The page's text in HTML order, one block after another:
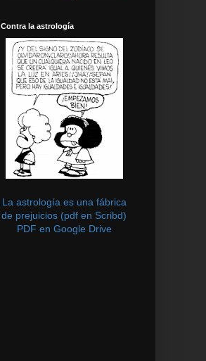
Contra la astrología
La astrología es una fábrica
de prejuicios (pdf en Scribd)
PDF en Google Drive